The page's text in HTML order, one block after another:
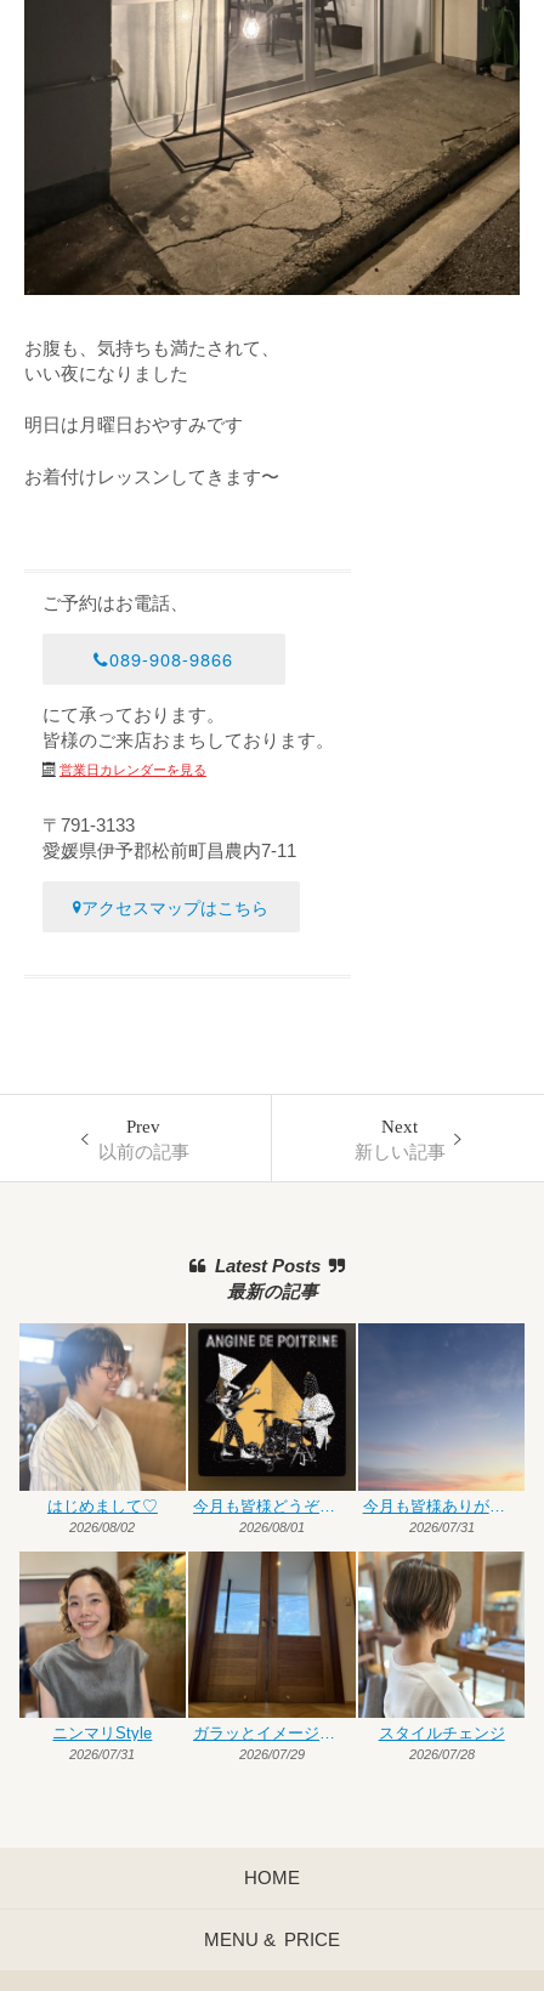
お腹も、気持ちも満たされて、
いい夜になりました
明日は月曜日おやすみです
お着付けレッスンしてきます〜
ご予約はお電話、
089-908-9866
にて承っております。
皆様のご来店おまちしております。
営業日カレンダーを見る
〒791-3133
愛媛県伊予郡松前町昌農内7-11
アクセスマップはこちら
Prev
以前の記事
Next
新しい記事
Latest Posts
最新の記事
はじめまして♡
2026/08/02
今月も皆様どうぞよろしくお願いいたします
2026/08/01
今月も皆様ありがとうございました
2026/07/31
ニンマリStyle
2026/07/31
ガラッとイメージチェンジ
2026/07/29
スタイルチェンジ
2026/07/28
HOME
MENU & PRICE